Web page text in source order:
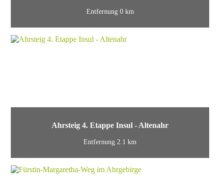
Entfernung 0 km
Ahrsteig 4. Etappe Insul - Altenahr
Entfernung 2.1 km